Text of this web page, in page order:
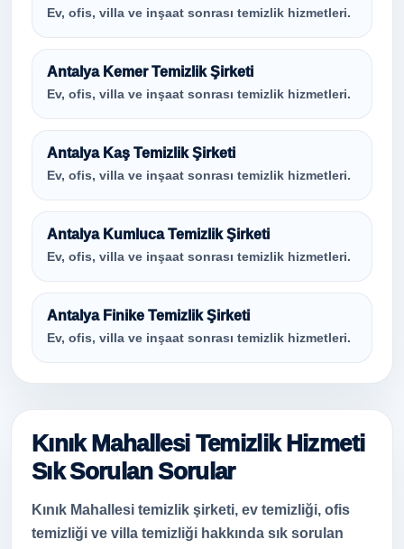
Ev, ofis, villa ve inşaat sonrası temizlik hizmetleri.
Antalya Kemer Temizlik Şirketi
Ev, ofis, villa ve inşaat sonrası temizlik hizmetleri.
Antalya Kaş Temizlik Şirketi
Ev, ofis, villa ve inşaat sonrası temizlik hizmetleri.
Antalya Kumluca Temizlik Şirketi
Ev, ofis, villa ve inşaat sonrası temizlik hizmetleri.
Antalya Finike Temizlik Şirketi
Ev, ofis, villa ve inşaat sonrası temizlik hizmetleri.
Kınık Mahallesi Temizlik Hizmeti
Sık Sorulan Sorular
Kınık Mahallesi temizlik şirketi, ev temizliği, ofis
temizliği ve villa temizliği hakkında sık sorulan